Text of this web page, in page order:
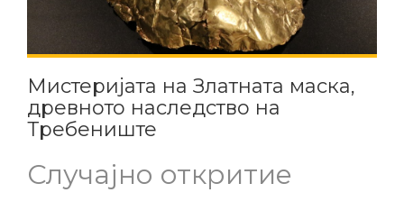
Мистеријата на Златната маска,
древното наследство на
Требениште
Случајно откритие